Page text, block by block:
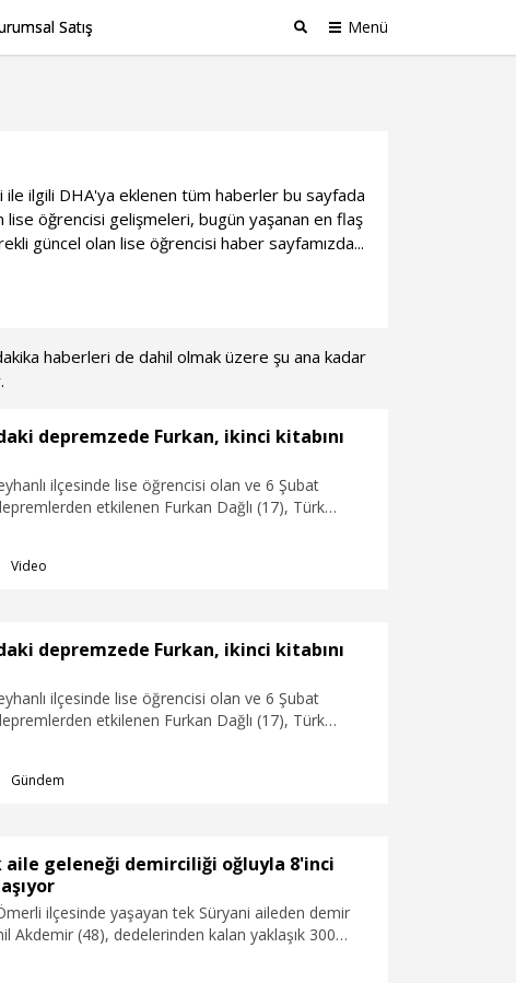
Satış Menü
ilgili DHA'ya eklenen tüm haberler bu sayfada
lise öğrencisi gelişmeleri, bugün yaşanan en flaş
güncel olan lise öğrencisi haber sayfamızda...
haberleri de dahil olmak üzere şu ana kadar
depremzede Furkan, ikinci kitabını
ilçesinde lise öğrencisi olan ve 6 Şubat
etkilenen Furkan Dağlı (17), Türk
Video
depremzede Furkan, ikinci kitabını
ilçesinde lise öğrencisi olan ve 6 Şubat
etkilenen Furkan Dağlı (17), Türk
Gündem
aile geleneği demirciliği oğluyla 8'inci
ilçesinde yaşayan tek Süryani aileden demir
Akdemir (48), dedelerinden kalan yaklaşık 300